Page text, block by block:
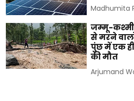
Madhumita
जम्मू-
से मरने
पुंछ में एक
की मौत
Arjumand